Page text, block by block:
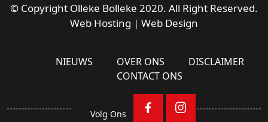
© Copyright Olleke Bolleke 2020. All Right Reserved.
Web Hosting | Web Design
NIEUWS OVER ONS
DISCLAIMER
CONTACT ONS
Volg Ons